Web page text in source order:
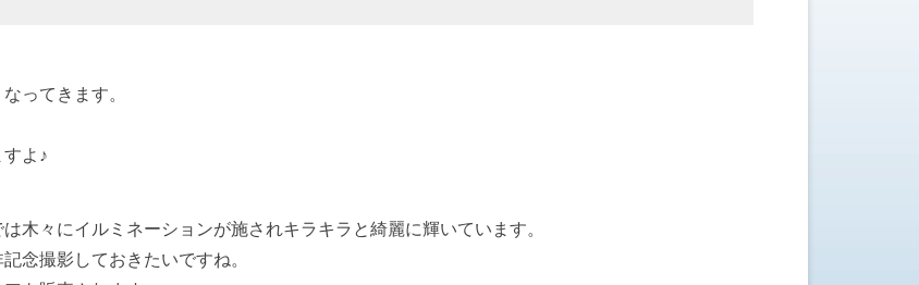
ってきます。
よ♪
木々にイルミネーションが施されキラキラと綺麗に輝いています。
念撮影しておきたいですね。